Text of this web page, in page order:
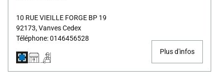
10 RUE VIEILLE FORGE BP 19
92173, Vanves Cedex
Téléphone: 0146456528
Plus d'infos